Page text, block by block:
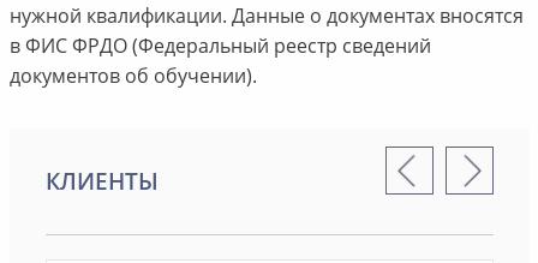
нужной квалификации. Данные о документах вносятся
в ФИС ФРДО (Федеральный реестр сведений
документов об обучении).
КЛИЕНТЫ